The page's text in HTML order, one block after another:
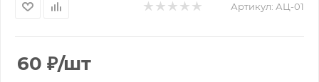
Артикул: АЦ-01
60 ₽/шт